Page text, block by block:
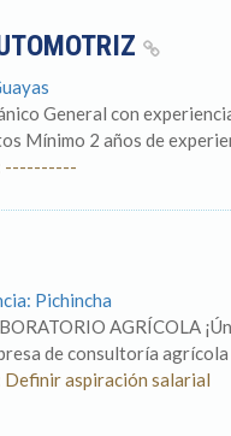
General con
Mínimo 2 años de
----------
Pichincha
AGRÍCOLA
de consultoría
aspiración salarial